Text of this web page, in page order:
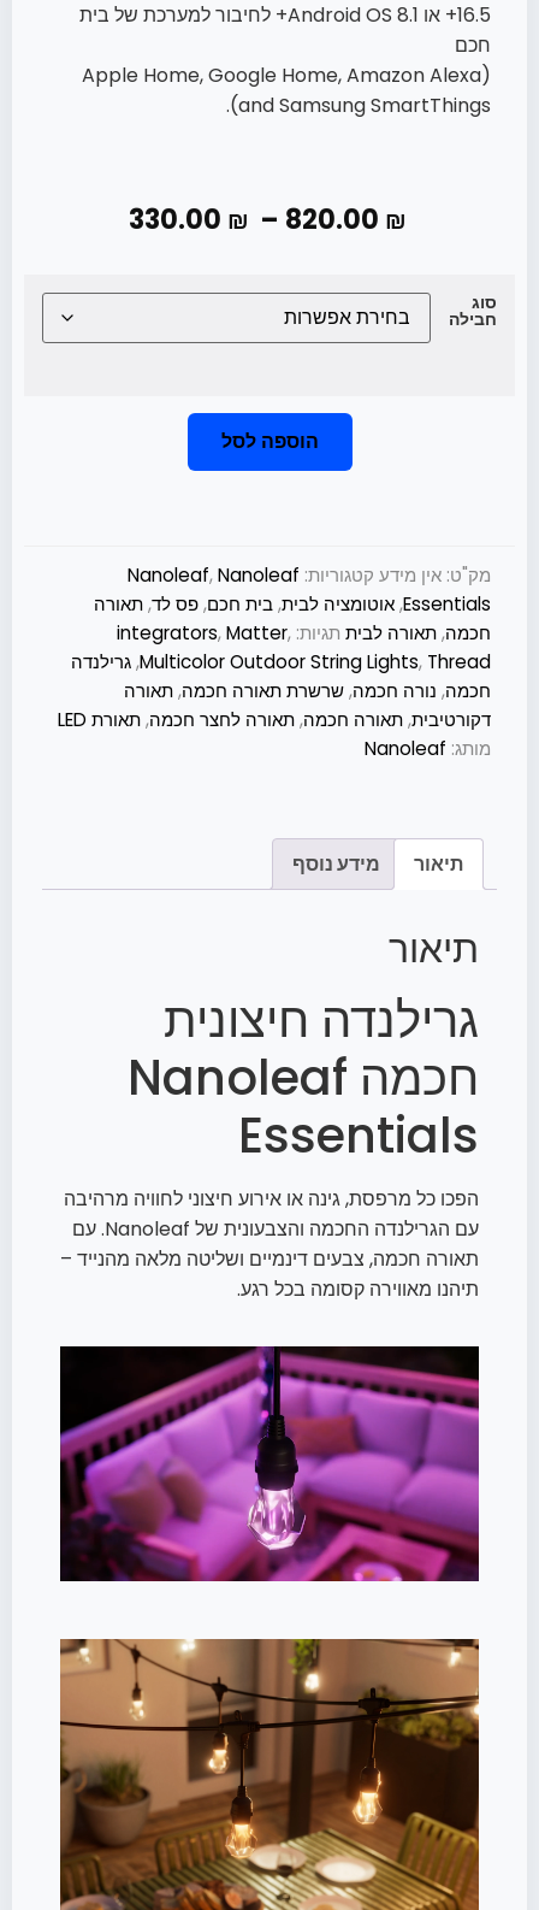
330.00 ₪ – 820.00 ₪
16.5+ או Android OS 8.1+ לחיבור למערכת של בית
חכם
(Apple Home, Google Home, Amazon Alexa
and Samsung SmartThings).
סוג
חבילה
הוספה לסל
מק"ט: אין מידע קטגוריות: Nanoleaf,Nanoleaf
Essentials
,אוטומציה לבית,בית חכם,פס לד,תאורה
חכמה,תאורה לבית תגיות: integrators,Matter,
Multicolor Outdoor String Lights, Thread
,גרילנדה
חכמה, נורה חכמה,שרשרת תאורה חכמה,תאורה
דקורטיבית,תאורה חכמה,תאורה לחצר חכמה,תאורת LED
מותג: Nanoleaf
תיאור מידע נוסף
תיאור
גרילנדה חיצונית
חכמה Nanoleaf
Essentials
הפכו כל מרפסת, גינה או אירוע חיצוני לחוויה מרהיבה
עם הגרילנדה החכמה והצבעונית של Nanoleaf. עם
תאורה חכמה, צבעים דינמיים ושליטה מלאה מהנייד –
תיהנו מאווירה קסומה בכל רגע.